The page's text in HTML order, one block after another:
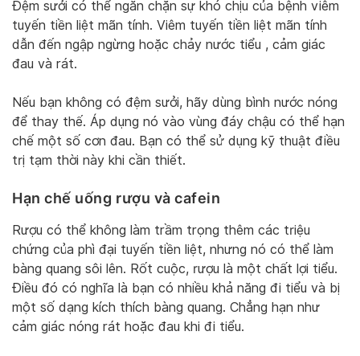
Đệm sưởi có thể ngăn chặn sự khó chịu của bệnh viêm
tuyến tiền liệt mãn tính. Viêm tuyến tiền liệt mãn tính
dẫn đến ngập ngừng hoặc chảy nước tiểu , cảm giác
đau và rát.
Nếu bạn không có đệm sưởi, hãy dùng bình nước nóng
để thay thế. Áp dụng nó vào vùng đáy chậu có thể hạn
chế một số cơn đau. Bạn có thể sử dụng kỹ thuật điều
trị tạm thời này khi cần thiết.
Hạn chế uống rượu và cafein
Rượu có thể không làm trầm trọng thêm các triệu
chứng của phì đại tuyến tiền liệt, nhưng nó có thể làm
bàng quang sôi lên. Rốt cuộc, rượu là một chất lợi tiểu.
Điều đó có nghĩa là bạn có nhiều khả năng đi tiểu và bị
một số dạng kích thích bàng quang. Chẳng hạn như
cảm giác nóng rát hoặc đau khi đi tiểu.